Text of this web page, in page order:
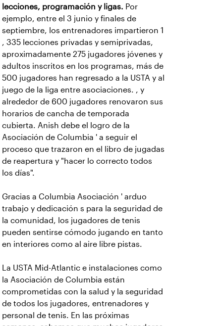
lecciones, programación y ligas. Por
ejemplo, entre el 3 junio y finales de
septiembre, los entrenadores impartieron 1
, 335 lecciones privadas y semiprivadas,
aproximadamente 275 jugadores jóvenes y
adultos inscritos en los programas, más de
500 jugadores han regresado a la USTA y al
juego de la liga entre asociaciones. , y
alrededor de 600 jugadores renovaron sus
horarios de cancha de temporada
cubierta. Anish debe el logro de la
Asociación de Columbia ' a seguir el
proceso que trazaron en el libro de jugadas
de reapertura y "hacer lo correcto todos
los días".
Gracias a Columbia Asociación ' arduo
trabajo y dedicación s para la seguridad de
la comunidad, los jugadores de tenis
pueden sentirse cómodo jugando en tanto
en interiores como al aire libre pistas.
La USTA Mid-Atlantic e instalaciones como
la Asociación de Columbia están
comprometidas con la salud y la seguridad
de todos los jugadores, entrenadores y
personal de tenis. En las próximas